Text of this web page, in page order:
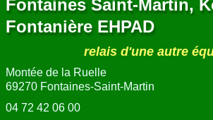
Fontaines Saint-Martin,
Fontanière EHPAD
relais d'une autre
Montée de la Ruelle
69270 Fontaines-Saint-Martin
04 72 42 06 00